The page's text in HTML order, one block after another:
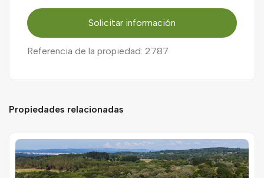
Solicitar información
Referencia de la propiedad: 2787
Propiedades relacionadas